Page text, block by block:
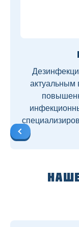
актуальным